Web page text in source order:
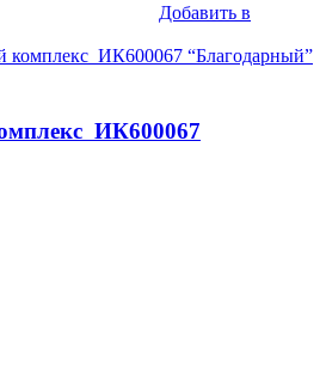
Добавить в
ИК600067